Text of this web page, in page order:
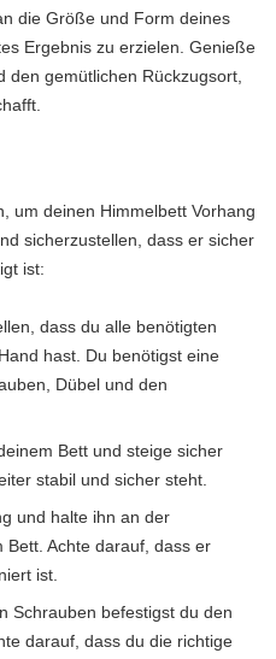
die Größe und Form deines
Ergebnis zu erzielen. Genieße
den gemütlichen Rückzugsort,
um deinen Himmelbett Vorhang
sicherzustellen, dass er sicher
ist:
dass du alle benötigten
hast. Du benötigst eine
Dübel und den
Bett und steige sicher
stabil und sicher steht.
und halte ihn an der
Bett. Achte darauf, dass er
ist.
Schrauben befestigst du den
darauf, dass du die richtige